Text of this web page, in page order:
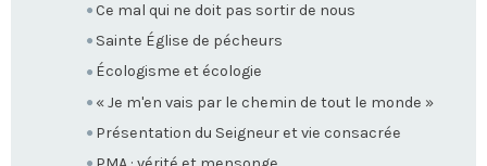
Ce mal qui ne doit pas sortir de nous
Sainte Église de pécheurs
Écologisme et écologie
« Je m'en vais par le chemin de tout le monde »
Présentation du Seigneur et vie consacrée